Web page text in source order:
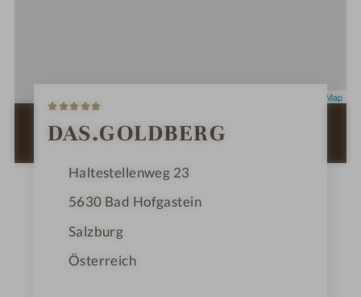
OpenStreetMap
ZUR ROUTENPLANUNG MIT GOOGLE
MAPS
t
e
n
e
DAS.GOLDBERG
Haltestellenweg 23
5630 Bad Hofgastein
Salzburg
Österreich